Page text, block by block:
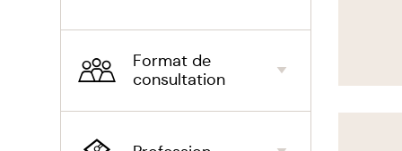
Format de
consultation
Voir